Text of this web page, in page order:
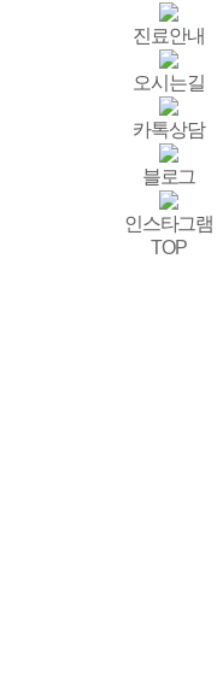
진료안내
오시는길
카톡상담
블로그
인스타그램
TOP